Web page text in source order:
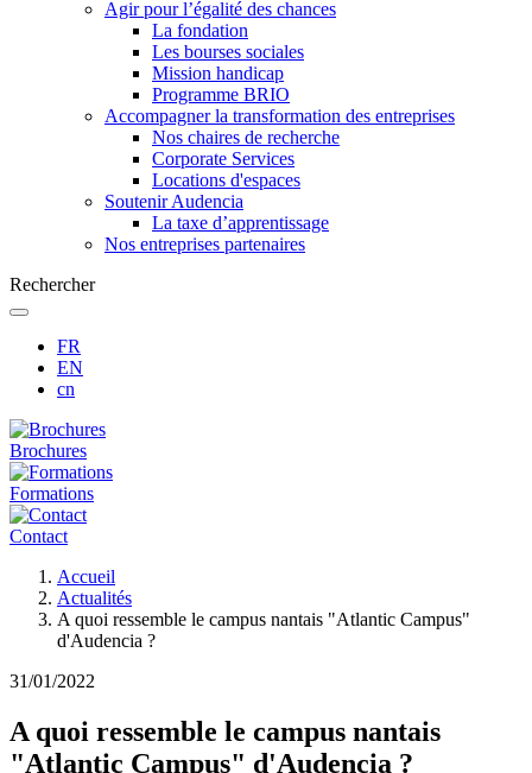
Agir pour l’égalité des chances
La fondation
Les bourses sociales
Mission handicap
Programme BRIO
Accompagner la transformation des entreprises
Nos chaires de recherche
Corporate Services
Locations d'espaces
Soutenir Audencia
La taxe d’apprentissage
Nos entreprises partenaires
Rechercher
FR
EN
cn
Brochures
Formations
Contact
d'Ariane
Accueil
Actualités
A quoi ressemble le campus nantais "Atlantic Campus"
d'Audencia ?
31/01/2022
A quoi ressemble le campus nantais
"Atlantic Campus" d'Audencia ?